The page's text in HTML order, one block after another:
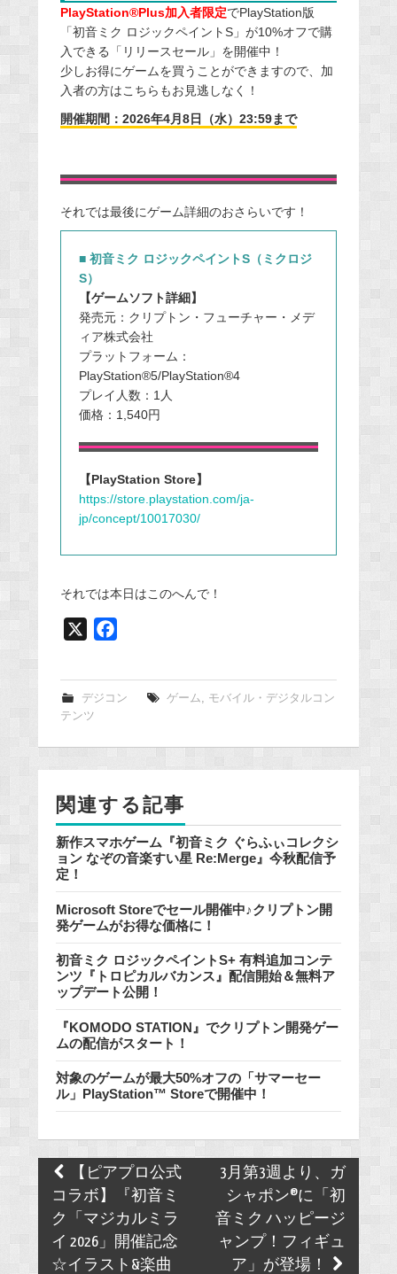
PlayStation®Plus加入者限定でPlayStation版
「初音ミク ロジックペイントS」が10%オフで購
入できる「リリースセール」を開催中！
少しお得にゲームを買うことができますので、加
入者の方はこちらもお見逃しなく！
開催期間：2026年4月8日（水）23:59まで
それでは最後にゲーム詳細のおさらいです！
■ 初音ミク ロジックペイントS（ミクロジ
S）
【ゲームソフト詳細】
発売元：クリプトン・フューチャー・メデ
ィア株式会社
プラットフォーム：
PlayStation®5/PlayStation®4
プレイ人数：1人
価格：1,540円
【PlayStation Store】
https://store.playstation.com/ja-
jp/concept/10017030/
それでは本日はこのへんで！
e
o
o
デジコン ゲーム, モバイル・デジタルコン
テンツ
関連する記事
新作スマホゲーム『初音ミク ぐらふぃコレクシ
ョン なぞの音楽すい星 Re:Merge』今秋配信予
定！
Microsoft Storeでセール開催中♪クリプトン開
発ゲームがお得な価格に！
初音ミク ロジックペイントS+ 有料追加コンテ
ンツ『トロピカルバカンス』配信開始＆無料ア
ップデート公開！
『KOMODO STATION』でクリプトン開発ゲー
ムの配信がスタート！
対象のゲームが最大50%オフの「サマーセー
ル」PlayStation™ Storeで開催中！
Post
navigation
【ピアプロ公式
コラボ】『初音ミ
ク「マジカルミラ
イ 2026」開催記念
☆イラスト&楽曲
3月第3週より、ガ
シャポン®に「初
音ミク ハッピージ
ャンプ！フィギュ
ア」が登場！